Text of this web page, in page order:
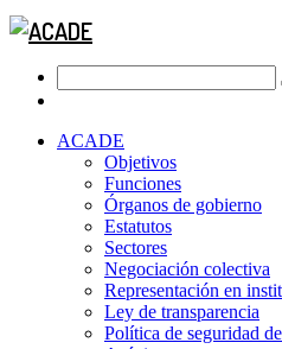
ACADE
Objetivos
Funciones
Órganos de gobierno
Estatutos
Sectores
Negociación colectiva
Representación en
Ley de transparencia
Política de seguridad